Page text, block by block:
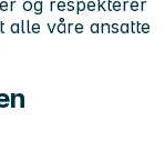
alle våre ansatte